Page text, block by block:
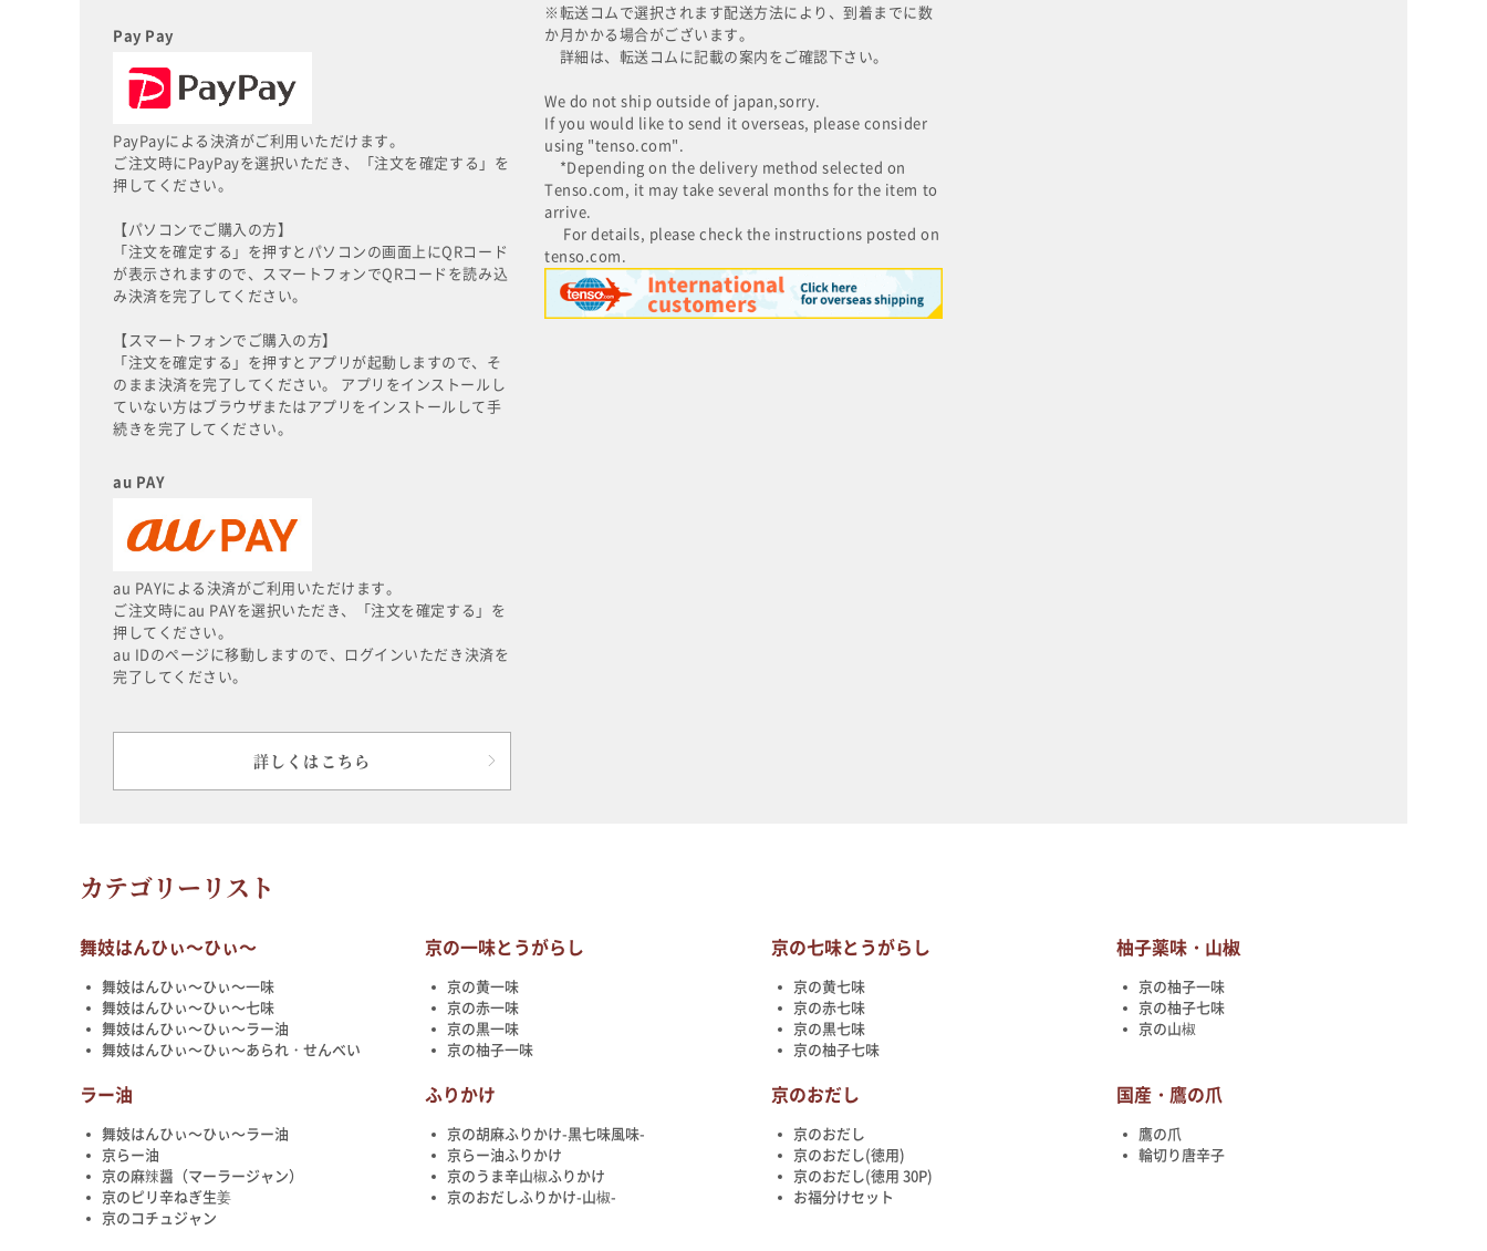
Pay Pay
PayPayによる決済がご利用いただけます。
ご注文時にPayPayを選択いただき、「注文を確定する」を
押してください。
【パソコンでご購入の方】
「注文を確定する」を押すとパソコンの画面上にQRコード
が表示されますので、スマートフォンでQRコードを読み込
み決済を完了してください。
【スマートフォンでご購入の方】
「注文を確定する」を押すとアプリが起動しますので、そ
のまま決済を完了してください。 アプリをインストールし
ていない方はブラウザまたはアプリをインストールして手
続きを完了してください。
au PAY
au PAYによる決済がご利用いただけます。
ご注文時にau PAYを選択いただき、「注文を確定する」を
押してください。
au IDのページに移動しますので、ログインいただき決済を
完了してください。
詳しくはこちら
※転送コムで選択されます配送方法により、到着までに数
か月かかる場合がございます。
詳細は、転送コムに記載の案内をご確認下さい。
We do not ship outside of japan,sorry.
If you would like to send it overseas, please consider
using "tenso.com".
*Depending on the delivery method selected on
Tenso.com, it may take several months for the item to
arrive.
For details, please check the instructions posted on
tenso.com.
カテゴリーリスト
舞妓はんひぃ～ひぃ～
舞妓はんひぃ～ひぃ～一味
舞妓はんひぃ～ひぃ～七味
舞妓はんひぃ～ひぃ～ラー油
舞妓はんひぃ～ひぃ～あられ・せんべい
京の一味とうがらし
京の黄一味
京の赤一味
京の黒一味
京の柚子一味
京の七味とうがらし
京の黄七味
京の赤七味
京の黒七味
京の柚子七味
柚子薬味・山椒
京の柚子一味
京の柚子七味
京の山椒
ラー油
舞妓はんひぃ～ひぃ～ラー油
京らー油
京の麻辣醤（マーラージャン）
京のピリ辛ねぎ生姜
京のコチュジャン
ふりかけ
京の胡麻ふりかけ-黒七味風味-
京らー油ふりかけ
京のうま辛山椒ふりかけ
京のおだしふりかけ-山椒-
京のおだし
京のおだし
京のおだし(徳用)
京のおだし(徳用 30P)
お福分けセット
国産・鷹の爪
鷹の爪
輪切り唐辛子